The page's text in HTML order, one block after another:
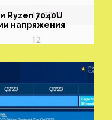
Ryzen 7040U
напряжения